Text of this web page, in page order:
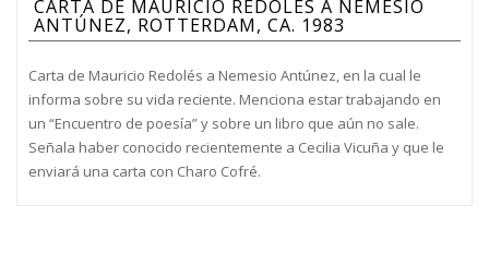
CARTA DE MAURICIO REDOLÉS A NEMESIO
ANTÚNEZ, ROTTERDAM, CA. 1983
Carta de Mauricio Redolés a Nemesio Antúnez, en la cual le
informa sobre su vida reciente. Menciona estar trabajando en
un “Encuentro de poesía” y sobre un libro que aún no sale.
Señala haber conocido recientemente a Cecilia Vicuña y que le
enviará una carta con Charo Cofré.